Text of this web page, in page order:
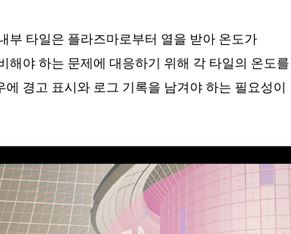
부 타일은 플라즈마로부터 열을 받아 온도가
해야 하는 문제에 대응하기 위해 각 타일의 온도를
경고 표시와 로그 기록을 남겨야 하는 필요성이